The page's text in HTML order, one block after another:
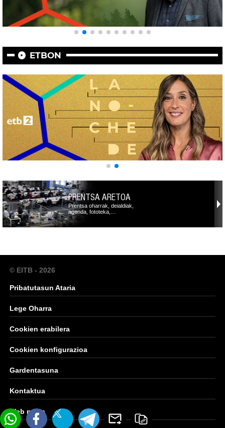
ETBON
PRENTSA ARETOA
Prentsa oharrak, deialdiak,
agenda, fototeka,…
© EITB - 2026
Pribatutasun Ataria
Lege Oharra
Cookien erabilera
Cookien konfigurazioa
Gardentasuna
Kontaktua
Web mapa